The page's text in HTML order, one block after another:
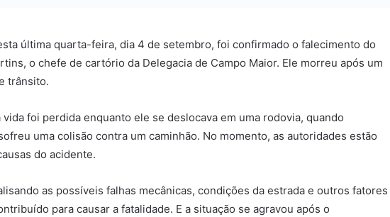
última quarta-feira, dia 4 de setembro, foi confirmado o falecimento do
o chefe de cartório da Delegacia de Campo Maior. Ele morreu após um
trânsito.
foi perdida enquanto ele se deslocava em uma rodovia, quando
uma colisão contra um caminhão. No momento, as autoridades estão
do acidente.
as possíveis falhas mecânicas, condições da estrada e outros fatores
para causar a fatalidade. E a situação se agravou após o